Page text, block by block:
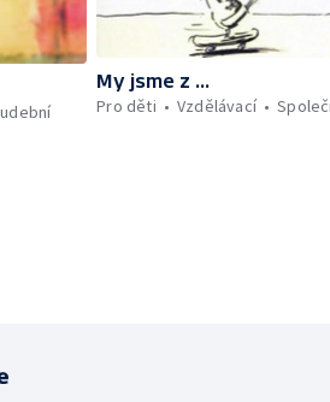
My jsme z ...
Pro děti
Vzdělávací